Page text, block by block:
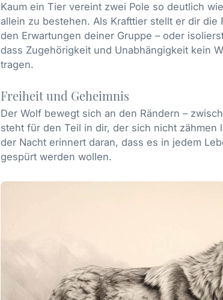
Kaum ein Tier vereint zwei Pole so deutlich
allein zu bestehen. Als Krafttier stellt er dir
den Erwartungen deiner Gruppe – oder
dass Zugehörigkeit und Unabhängigkeit kein
tragen.
Freiheit und Geheimnis
Der Wolf bewegt sich an den Rändern –
steht für den Teil in dir, der sich nicht
der Nacht erinnert daran, dass es in jedem
gespürt werden wollen.